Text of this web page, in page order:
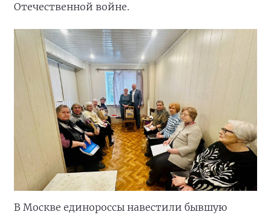
Отечественной войне.
В Москве единороссы навестили бывшую